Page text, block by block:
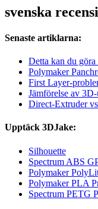
svenska
Senaste artiklarna:
Detta kan du
Polymaker
First Layer-
Jämförelse av
Direct-Extruder
Upptäck 3DJake:
Silhouette
Spectrum ABS
Polymaker
Polymaker PLA
Spectrum PETG